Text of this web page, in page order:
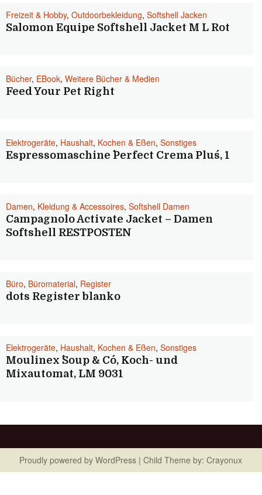
Freizeit & Hobby, Outdoorbekleidung, Softshell Jacken
Salomon Equipe Softshell Jacket M L Rot
Bücher, EBook, Weitere Bücher & Medien
Feed Your Pet Right
Elektrogeräte, Haushalt, Kochen & Eßen, Sonstiges
Espressomaschine ´´Perfect Crema Plus´´, 1
Damen, Kleidung & Accessoires, Softshell Damen
Campagnolo Activate Jacket – Damen
Softshell RESTPOSTEN
Büro, Büromaterial, Register
dots Register blanko
Elektrogeräte, Haushalt, Kochen & Eßen, Sonstiges
Moulinex ´´Soup & Co´´, Koch- und
Mixautomat, LM 9031
Proudly powered by WordPress | Child Theme by: Crayonux